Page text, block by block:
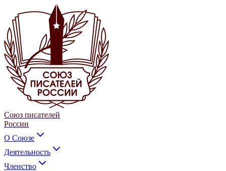
Союз писателей
России
О Союзе
Деятельность
Членство